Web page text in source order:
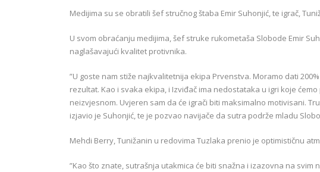
Medijima su se obratili šef stručnog štaba Emir Suhonjić, te igrač,
U svom obraćanju medijima, šef struke rukometaša Slobode Emir
naglašavajući kvalitet protivnika.
”U goste nam stiže najkvalitetnija ekipa Prvenstva. Moramo dati
rezultat. Kao i svaka ekipa, i Izviđač ima nedostataka u igri koje
neizvjesnom. Uvjeren sam da će igrači biti maksimalno motivisani.
izjavio je Suhonjić, te je pozvao navijače da sutra podrže mladu
Mehdi Berry, Tunižanin u redovima Tuzlaka prenio je optimističnu
”Kao što znate, sutrašnja utakmica će biti snažna i izazovna na svim